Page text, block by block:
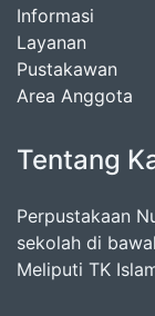
Informasi
Layanan
Pustakawan
Area Anggota
Tentang
Perpustakaan
sekolah di
Meliputi TK